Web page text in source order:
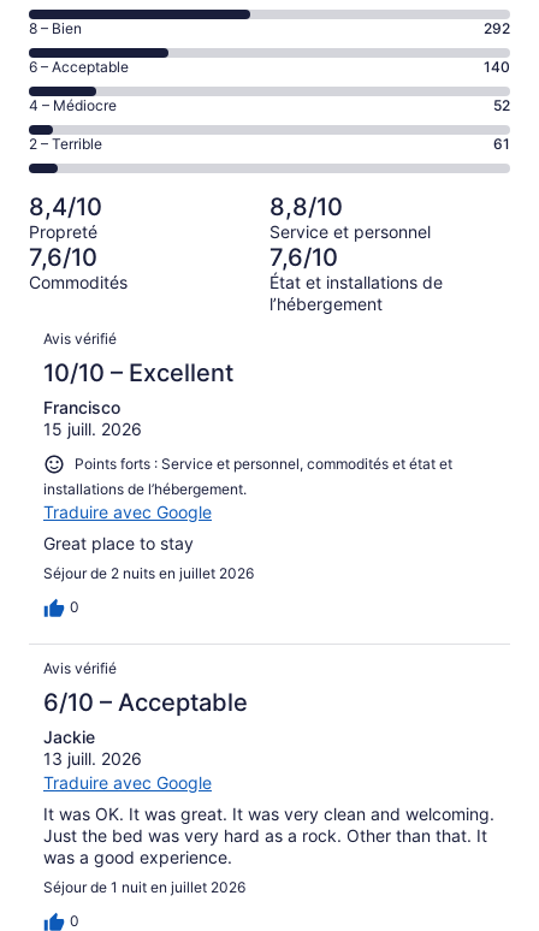
de 10
–
Excellent,
d’après
464 avis
sur 1009.
Note
de 8
–
Bien,
d’après
292 avis
sur 1009.
8 – Bien 292
Note
de 6
–
Acceptable,
d’après
sur 1009.
6 – Acceptable 140
Note
de 4
–
Médiocre,
d’après
52 avis
sur 1009.
4 – Médiocre 52
Note
de 2
–
Terrible,
d’après
61 avis
sur 1009.
2 – Terrible 61
8,4/10
Propreté
8,8/10
Service et personnel
7,6/10
Commodités
7,6/10
État et installations de
l’hébergement
Avis
Avis vérifié
10/10 – Excellent
Francisco
15 juill. 2026
Points forts : Service et personnel, commodités et état et
installations de l’hébergement.
Traduire avec Google
Great place to stay
Séjour de 2 nuits en juillet 2026
0
Avis vérifié
6/10 – Acceptable
Jackie
13 juill. 2026
Traduire avec Google
It was OK. It was great. It was very clean and welcoming.
Just the bed was very hard as a rock. Other than that. It
was a good experience.
Séjour de 1 nuit en juillet 2026
0